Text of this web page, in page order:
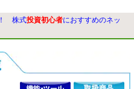
！ 株式投資初心者におすすめのネッ